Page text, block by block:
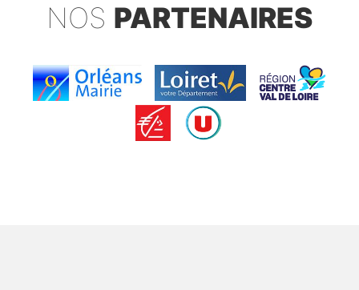
NOS PARTENAIRES